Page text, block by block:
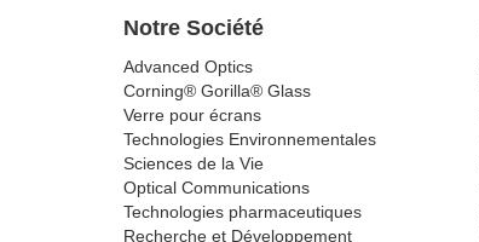
Notre Société
Advanced Optics
Corning® Gorilla® Glass
Verre pour écrans
Technologies Environnementales
Sciences de la Vie
Optical Communications
Technologies pharmaceutiques
Recherche et Développement